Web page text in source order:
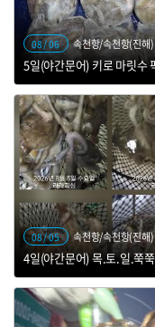
08 / 06 속천항/속천항(진해)
08 / 05 속천항/속천항(진해)